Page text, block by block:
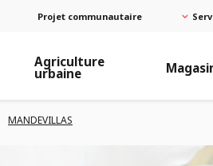
Projet communautaire
Agriculture
urbaine
MANDEVILLAS